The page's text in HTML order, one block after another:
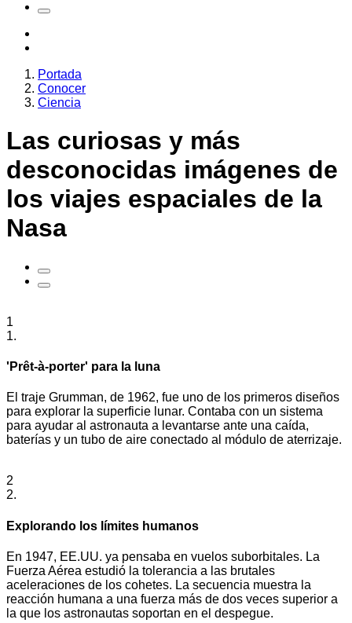
Portada
Conocer
Ciencia
Las curiosas y más
desconocidas imágenes de
los viajes espaciales de la
Nasa
1
1.
'Prêt-à-porter' para la luna
El traje Grumman, de 1962, fue uno de los primeros diseños
para explorar la superficie lunar. Contaba con un sistema
para ayudar al astronauta a levantarse ante una caída,
baterías y un tubo de aire conectado al módulo de aterrizaje.
2
2.
Explorando los límites humanos
En 1947, EE.UU. ya pensaba en vuelos suborbitales. La
Fuerza Aérea estudió la tolerancia a las brutales
aceleraciones de los cohetes. La secuencia muestra la
reacción humana a una fuerza más de dos veces superior a
la que los astronautas soportan en el despegue.